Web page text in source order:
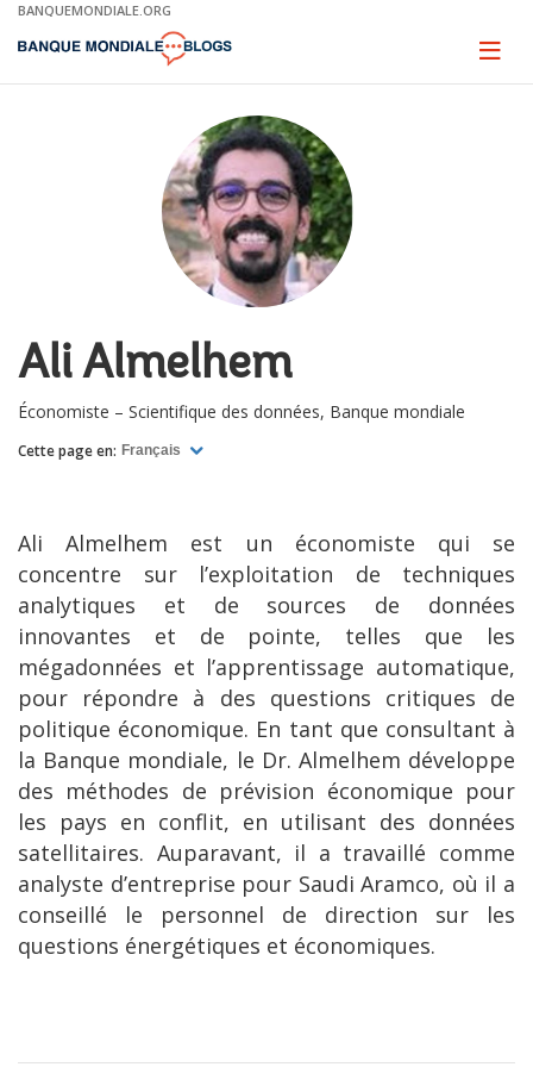
Skip
Main
BANQUEMONDIALE.ORG
Page
​​​​​​​Ali Almelhem
Économiste – Scientifique des données, Banque mondiale
Cette page en: Français
Ali Almelhem est un économiste qui se
concentre sur l’exploitation de techniques
analytiques et de sources de données
innovantes et de pointe, telles que les
mégadonnées et l’apprentissage automatique,
pour répondre à des questions critiques de
politique économique. En tant que consultant à
la Banque mondiale, le Dr. Almelhem développe
des méthodes de prévision économique pour
les pays en conflit, en utilisant des données
satellitaires. Auparavant, il a travaillé comme
analyste d’entreprise pour Saudi Aramco, où il a
conseillé le personnel de direction sur les
questions énergétiques et économiques.